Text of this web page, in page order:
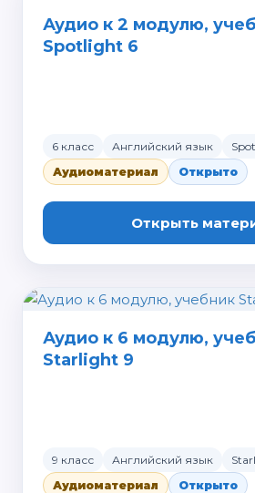
Аудио к 2 модулю,
Spotlight 6
6 класс Английский язык
Аудиоматериал
Открыто
Открыть
Аудио к 6 модулю,
Starlight 9
9 класс Английский язык
Аудиоматериал
Открыто